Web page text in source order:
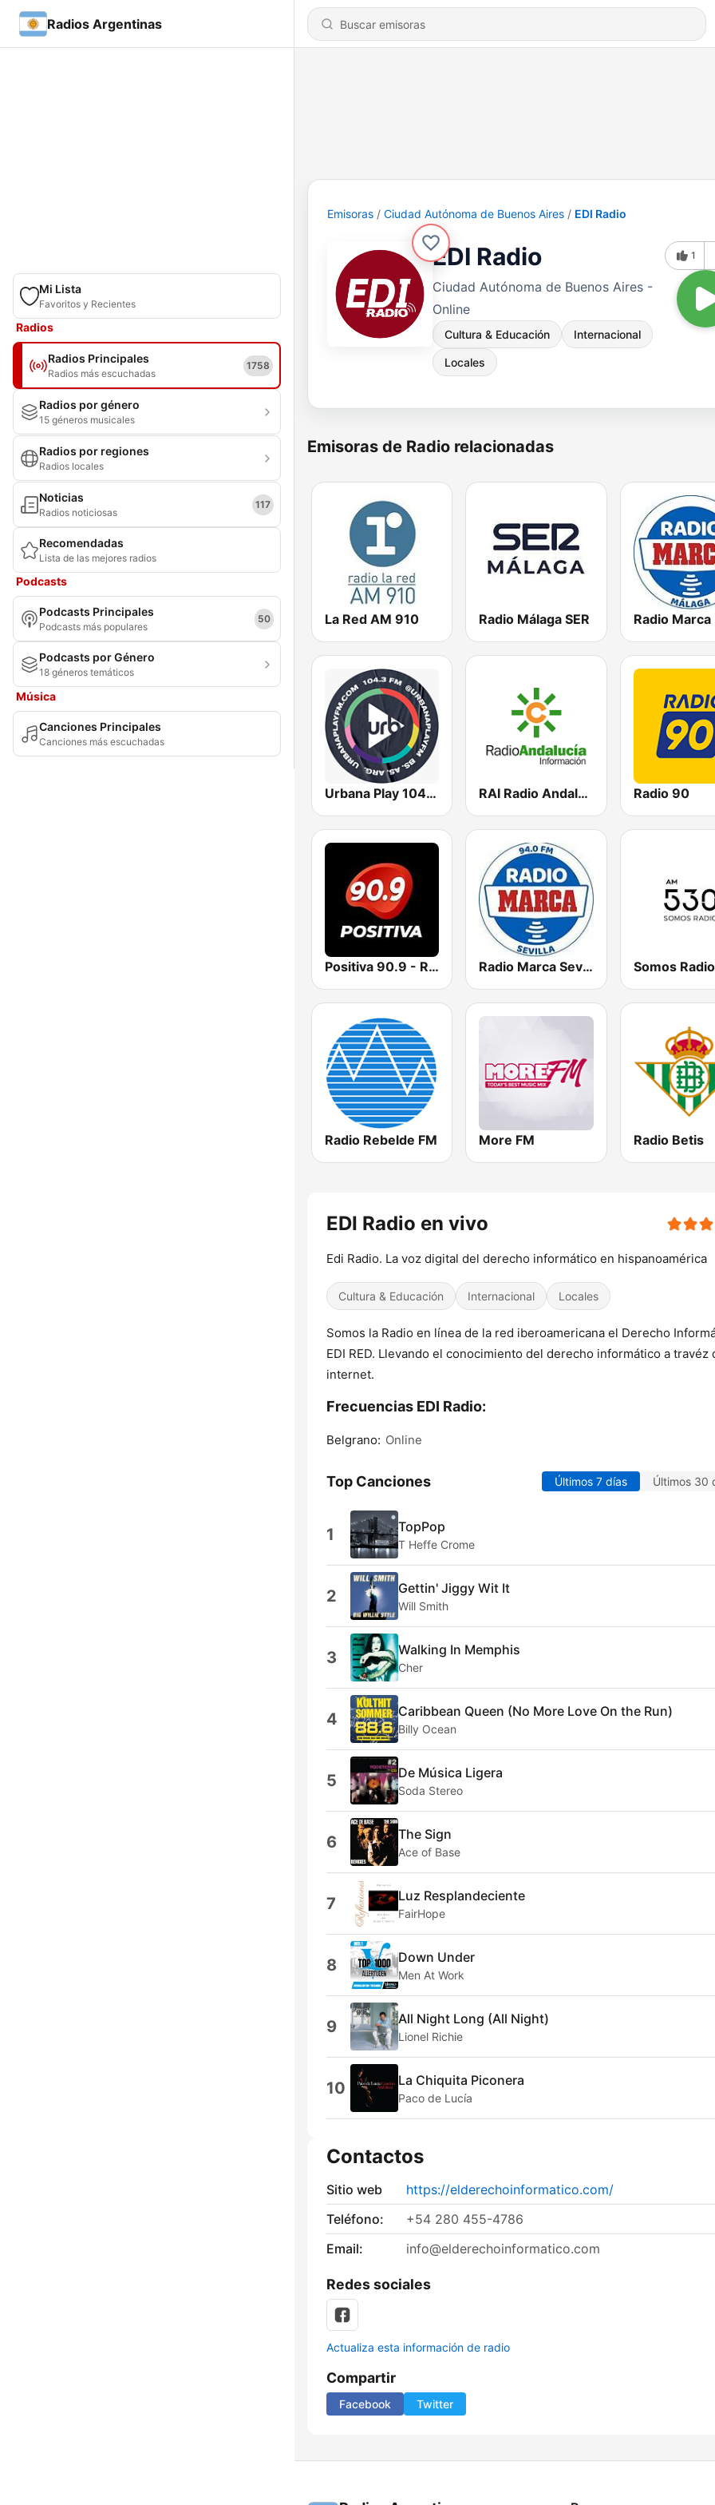
Radios Argentinas
Mi Lista
Favoritos y Recientes
Radios
Radios Principales
Radios más escuchadas
1758
Radios por género
15 géneros musicales
Radios por regiones
Radios locales
Noticias
Radios noticiosas
117
Recomendadas
Lista de las mejores radios
Podcasts
Podcasts Principales
Podcasts más populares
50
Podcasts por Género
18 géneros temáticos
Música
Canciones Principales
Canciones más escuchadas
Emisoras Ciudad Autónoma de Buenos Aires EDI Radio
EDI Radio
Ciudad Autónoma de Buenos Aires -
Online
Cultura & Educación Internacional
Locales
1
Emisoras de Radio relacionadas
La Red AM 910 Radio Málaga SER
Urbana Play 104.3 FM RAI Radio Andalucía Información Radio 90
Positiva 90.9 - Radio Mitre Corrientes Radio Marca Sevilla
Radio Rebelde FM More FM Radio Betis
EDI Radio en vivo
Edi Radio. La voz digital del derecho informático en hispanoamérica
Cultura & Educación Internacional Locales
Somos la Radio en línea de la red iberoamericana el Derecho
EDI RED. Llevando el conocimiento del derecho informático a travéz
internet.
Frecuencias EDI Radio:
Belgrano: Online
Top Canciones Últimos 7 días Últimos 30
1 TopPop
T Heffe Crome
2 Gettin' Jiggy Wit It
Will Smith
3 Walking In Memphis
Cher
4 Caribbean Queen (No More Love On the Run)
Billy Ocean
5 De Música Ligera
Soda Stereo
6 The Sign
Ace of Base
7 Luz Resplandeciente
FairHope
8 Down Under
Men At Work
9 All Night Long (All Night)
Lionel Richie
10 La Chiquita Piconera
Paco de Lucía
Contactos
Sitio web
https://elderechoinformatico.com/
Teléfono:
+54 280 455-4786
Email:
info@elderechoinformatico.com
Redes sociales
Actualiza esta información de radio
Compartir
Facebook Twitter